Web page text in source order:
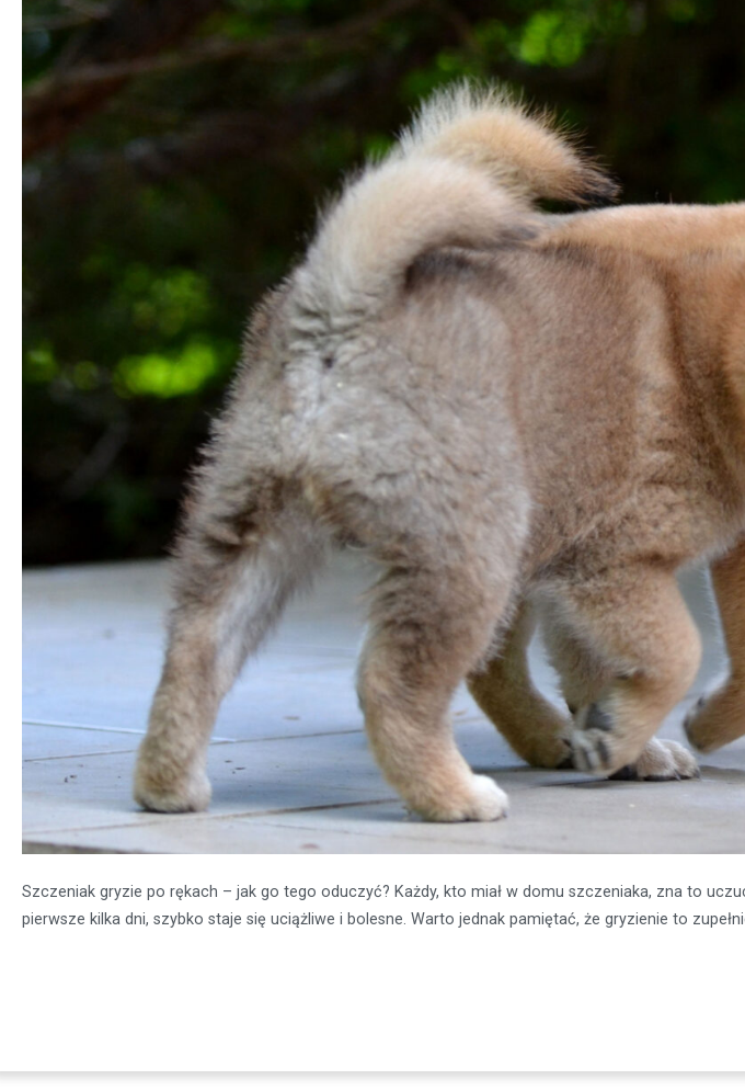
Szczeniak gryzie po rękach – jak go tego oduczyć? Każdy, kto miał w domu szczeniaka, zna to
pierwsze kilka dni, szybko staje się uciążliwe i bolesne. Warto jednak pamiętać, że gryzienie to